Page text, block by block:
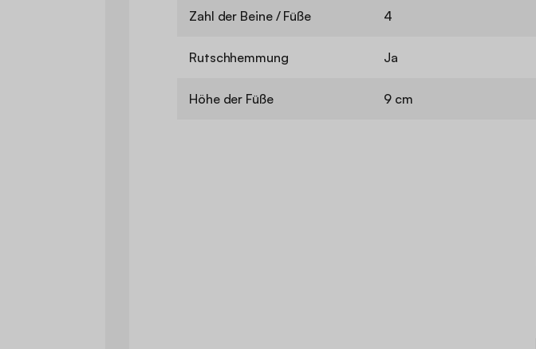
Zahl der Beine / Füße 4
Rutschhemmung Ja
Höhe der Füße 9 cm